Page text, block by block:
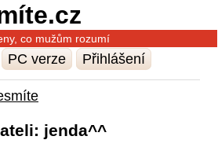
co mužům rozumí
PC verze Přihlášení
jenda^^